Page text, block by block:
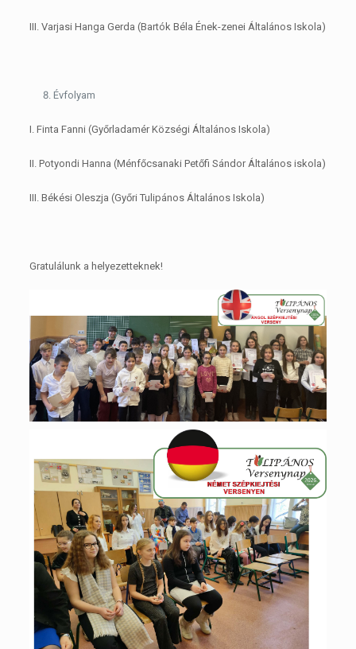
III. Varjasi Hanga Gerda (Bartók Béla Ének-zenei Általános Iskola)
Évfolyam
I. Finta Fanni (Győrladamér Községi Általános Iskola)
II. Potyondi Hanna (Ménfőcsanaki Petőfi Sándor Általános iskola)
III. Békési Oleszja (Győri Tulipános Általános Iskola)
Gratulálunk a helyezetteknek!